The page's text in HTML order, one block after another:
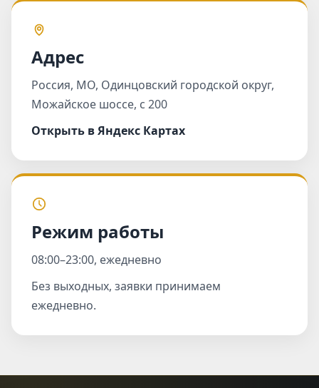
Адрес
Россия, МО, Одинцовский городской округ,
Можайское шоссе, с 200
Открыть в Яндекс Картах
Режим работы
08:00–23:00, ежедневно
Без выходных, заявки принимаем
ежедневно.